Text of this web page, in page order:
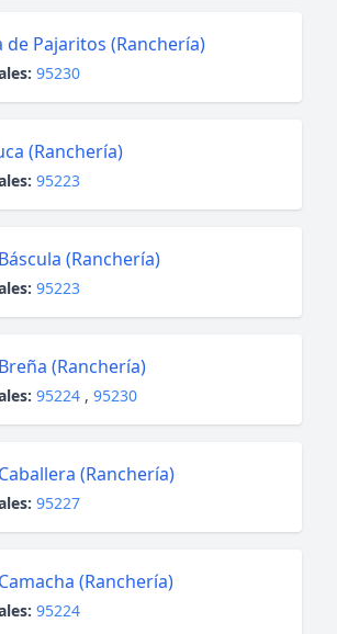
de Pajaritos (Ranchería)
95230
(Ranchería)
95223
(Ranchería)
95223
(Ranchería)
95224 , 95230
(Ranchería)
95227
(Ranchería)
95224